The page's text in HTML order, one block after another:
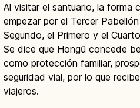
Al visitar el santuario, la forma
empezar por el Tercer
Segundo, el Primero y el
Se dice que Hongū concede
como protección familiar,
seguridad vial, por lo que
viajeros.